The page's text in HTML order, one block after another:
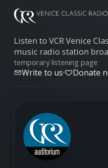
Listen to VCR Venice
music radio station
temporary listening page
Write to us· Donate